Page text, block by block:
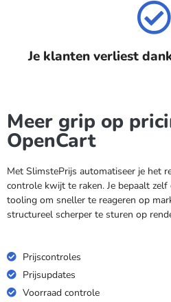
Je klanten verliest
Meer grip op
OpenCart
Met SlimstePrijs automatiseer je het
controle kwijt te raken. Je bepaalt
tooling om sneller te reageren op
structureel scherper te sturen op
Prijscontroles
Prijsupdates
Voorraad controle